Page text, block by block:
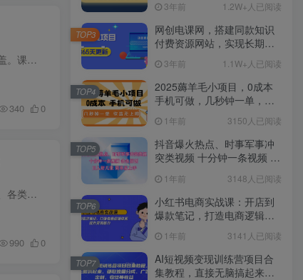
本课程是AI短视频实战训练营，聚焦AI赋能短视频全流程创作与运营，从基础到高阶、从工具到变现全方位覆盖。课程涵盖热门AI工具（豆包、即梦、小云雀等）详解、账号定位搭建、快速起号技巧，拆解...
340 0
本课程为 Coze 基础实操课，从零基础带你全面掌握 Coze 平台核心用法。课程包含智能体创建、提示词技巧、各类文本知识库数据提取、工作流与变量模块详解，以及选择器、问答、循环、批处理等实用...
990 0
3年前 1.2W+人已阅读
网创电课网，搭建同款知识
付费资源网站，实现长期稳
3年前 1.1W+人已阅读
TOP3
2025薅羊毛小项目，0成本
手机可做，几秒钟一单，收
1年前 3150人已阅读
TOP4
抖音爆火热点、时事军事冲
突类视频 十分钟一条视频 条
手 1年前 3148人已阅读
TOP5
小红书电商实战课：开店到
爆款笔记，打造电商逻辑体
1年前 3141人已阅读
TOP6
AI短视频变现训练营项目合
集教程，直接无脑搞起来，
TOP7